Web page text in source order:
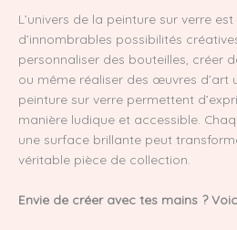
L’univers de la peinture sur verre
d’innombrables possibilités
personnaliser des bouteilles, créer
ou même réaliser des œuvres d’art
peinture sur verre permettent
manière ludique et accessible.
une surface brillante peut
véritable pièce de collection.
Envie de créer avec tes mains ?